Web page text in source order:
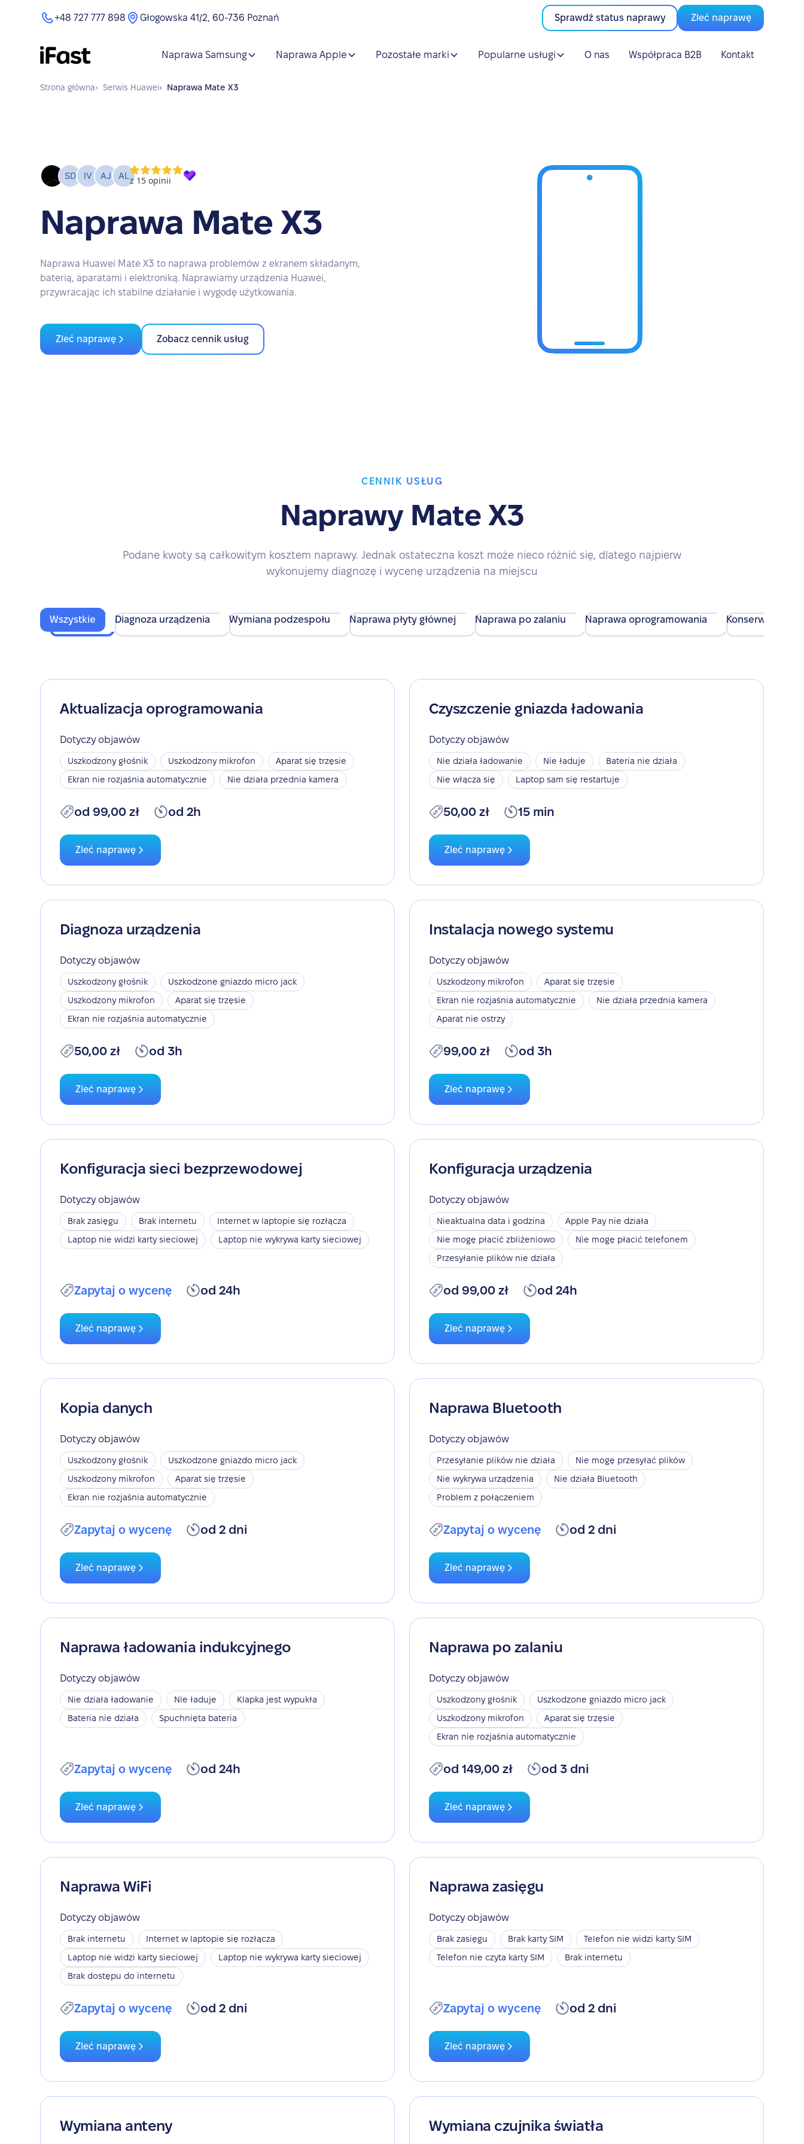
+48 727 777 898 Głogowska 41/2, 60-736 Poznań Sprawdź status naprawy Zleć naprawę
Naprawa Samsung Naprawa Apple Pozostałe marki Popularne usługi O nas Współpraca B2B Kontakt
Strona główna› Serwis Huawei› Naprawa Mate X3
Naprawa Mate X3
Naprawa Huawei Mate X3 to naprawa problemów z ekranem składanym,
baterią, aparatami i elektroniką. Naprawiamy urządzenia Huawei,
przywracając ich stabilne działanie i wygodę użytkowania.
Zleć naprawę Zobacz cennik usług
CENNIK USŁUG
Naprawy Mate X3
Podane kwoty są całkowitym kosztem naprawy. Jednak ostateczna koszt może nieco różnić się, dlatego najpierw
wykonujemy diagnozę i wycenę urządzenia na miejscu
Wszystkie Diagnoza urządzenia Wymiana podzespołu Naprawa płyty głównej Naprawa po zalaniu Naprawa oprogramowania Konserwacja
Aktualizacja oprogramowania
Dotyczy objawów
Uszkodzony głośnik Uszkodzony mikrofon
Aparat się trzęsie
Ekran nie rozjaśnia automatycznie
Nie działa przednia kamera
od 99,00 zł od 2h
Zleć naprawę
Czyszczenie gniazda ładowania
Dotyczy objawów
Nie działa ładowanie Nie ładuje
Bateria nie działa
Nie włącza się
Laptop sam się restartuje
50,00 zł 15 min
Zleć naprawę
Diagnoza urządzenia
Dotyczy objawów
Uszkodzony głośnik
Uszkodzone gniazdo micro jack
Uszkodzony mikrofon
Aparat się trzęsie
Ekran nie rozjaśnia automatycznie
50,00 zł od 3h
Zleć naprawę
Instalacja nowego systemu
Dotyczy objawów
Uszkodzony mikrofon
Aparat się trzęsie
Ekran nie rozjaśnia automatycznie
Nie działa przednia kamera
Aparat nie ostrzy
99,00 zł od 3h
Zleć naprawę
Konfiguracja sieci bezprzewodowej
Dotyczy objawów
Brak zasięgu Brak internetu
Internet w laptopie się rozłącza
Laptop nie widzi karty sieciowej
Laptop nie wykrywa karty sieciowej
Zapytaj o wycenę od 24h
Zleć naprawę
Konfiguracja urządzenia
Dotyczy objawów
Nieaktualna data i godzina
Apple Pay nie działa
Nie mogę płacić zbliżeniowo
Nie mogę płacić telefonem
Przesyłanie plików nie działa
od 99,00 zł od 24h
Zleć naprawę
Kopia danych
Dotyczy objawów
Uszkodzony głośnik
Uszkodzone gniazdo micro jack
Uszkodzony mikrofon
Aparat się trzęsie
Ekran nie rozjaśnia automatycznie
Zapytaj o wycenę od 2 dni
Zleć naprawę
Naprawa Bluetooth
Dotyczy objawów
Przesyłanie plików nie działa
Nie mogę przesyłać plików
Nie wykrywa urządzenia
Nie działa Bluetooth
Problem z połączeniem
Zapytaj o wycenę od 2 dni
Zleć naprawę
Naprawa ładowania indukcyjnego
Dotyczy objawów
Nie działa ładowanie Nie ładuje
Klapka jest wypukła
Bateria nie działa
Spuchnięta bateria
Zapytaj o wycenę od 24h
Zleć naprawę
Naprawa po zalaniu
Dotyczy objawów
Uszkodzony głośnik
Uszkodzone gniazdo micro jack
Uszkodzony mikrofon
Aparat się trzęsie
Ekran nie rozjaśnia automatycznie
od 149,00 zł od 3 dni
Zleć naprawę
Naprawa WiFi
Dotyczy objawów
Brak internetu
Internet w laptopie się rozłącza
Laptop nie widzi karty sieciowej
Laptop nie wykrywa karty sieciowej
Brak dostępu do internetu
Zapytaj o wycenę od 2 dni
Zleć naprawę
Naprawa zasięgu
Dotyczy objawów
Brak zasięgu Brak karty SIM
Telefon nie widzi karty SIM
Telefon nie czyta karty SIM
Brak internetu
Zapytaj o wycenę od 2 dni
Zleć naprawę
Wymiana anteny Wymiana czujnika światła